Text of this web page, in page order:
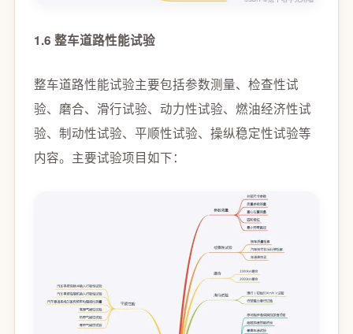
1.6 整车道路性能试验
整车道路性能试验主要包括参数测量、检查性试
验、磨合、滑行试验、动力性试验、燃油经济性试
验、制动性试验、平顺性试验、操纵稳定性试验等
内容。主要试验项目如下：